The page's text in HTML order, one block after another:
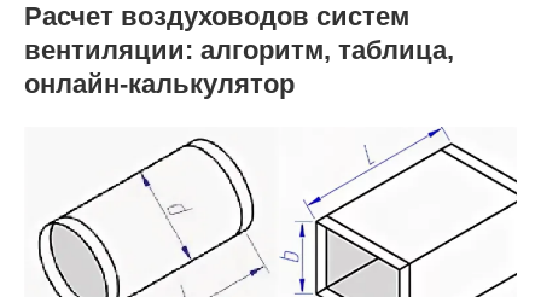
Расчет воздуховодов систем
вентиляции: алгоритм, таблица,
онлайн-калькулятор